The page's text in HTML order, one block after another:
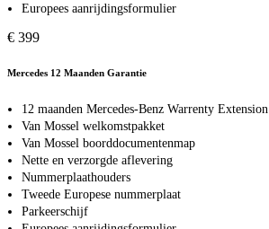
Europees aanrijdingsformulier
€ 399
Mercedes 12 Maanden Garantie
12 maanden Mercedes-Benz Warrenty Extension
Van Mossel welkomstpakket
Van Mossel boorddocumentenmap
Nette en verzorgde aflevering
Nummerplaathouders
Tweede Europese nummerplaat
Parkeerschijf